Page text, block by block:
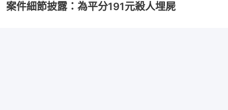
案件細節披露：為平分191元殺人埋屍